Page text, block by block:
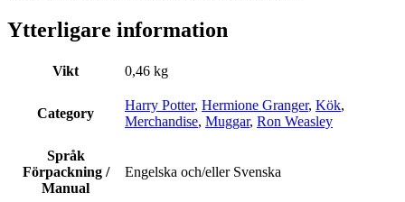
Ytterligare information
Vikt 0,46 kg
Category
Harry Potter, Hermione Granger, Kök,
Merchandise, Muggar, Ron Weasley
Språk
Förpackning /
Manual
Engelska och/eller Svenska